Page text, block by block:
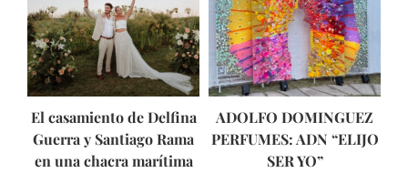
El casamiento de Delfina
Guerra y Santiago Rama
en una chacra marítima
ADOLFO DOMINGUEZ
PERFUMES: ADN “ELIJO
SER YO”